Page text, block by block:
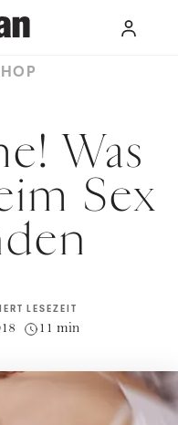
Was
Sex
LESEZEIT
11 min